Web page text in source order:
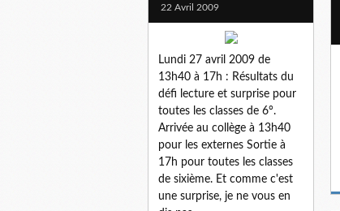
22 Avril 2009
Lundi 27 avril 2009 de
13h40 à 17h : Résultats du
défi lecture et surprise pour
toutes les classes de 6°.
Arrivée au collège à 13h40
pour les externes Sortie à
17h pour toutes les classes
de sixième. Et comme c'est
une surprise, je ne vous en